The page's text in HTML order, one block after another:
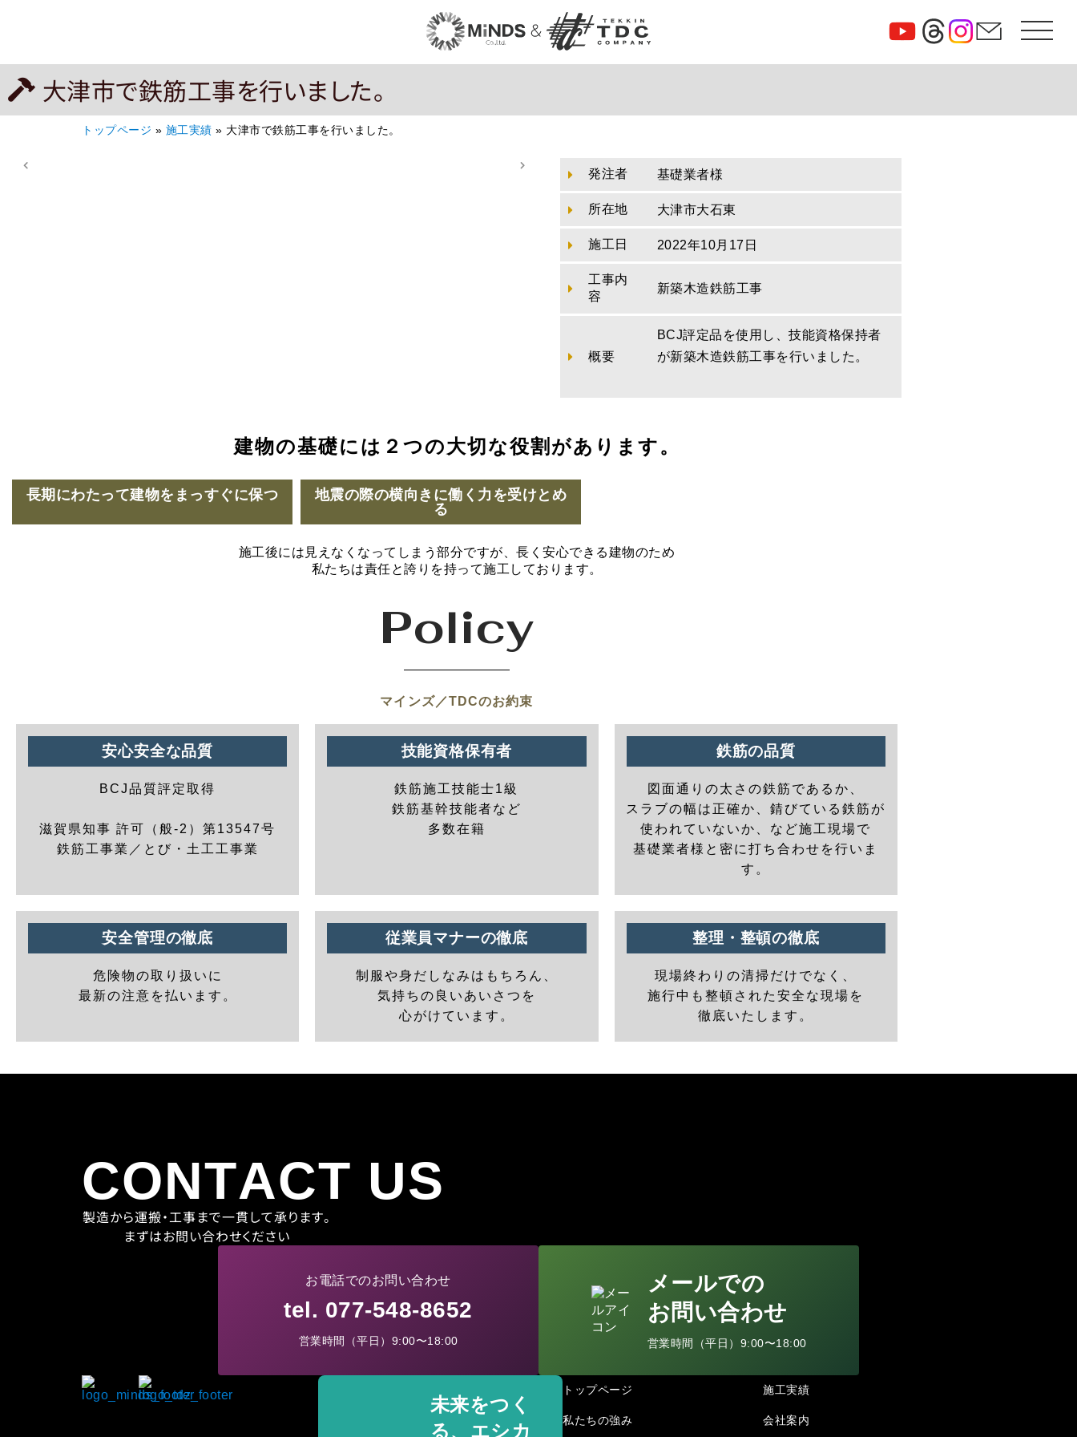
大津市で鉄筋工事を行いました。
トップページ » 施工実績 » 大津市で鉄筋工事を行いました。
発注者 基礎業者様
所在地 大津市大石東
施工日 2022年10月17日
工事内
容
新築木造鉄筋工事
概要
BCJ評定品を使用し、技能資格保持者
が新築木造鉄筋工事を行いました。
建物の基礎には２つの大切な役割があります。
長期にわたって建物をまっすぐに保つ
地震の際の横向きに働く力を受けとめ
る
施工後には見えなくなってしまう部分ですが、長く安心できる建物のため
私たちは責任と誇りを持って施工しております。
Policy
マインズ／TDCのお約束
安心安全な品質
BCJ品質評定取得
滋賀県知事 許可（般-2）第13547号
鉄筋工事業／とび・土工工事業
技能資格保有者
鉄筋施工技能士1級
鉄筋基幹技能者など
多数在籍
鉄筋の品質
図面通りの太さの鉄筋であるか、
スラブの幅は正確か、錆びている鉄筋が
使われていないか、など施工現場で
基礎業者様と密に打ち合わせを行いま
す。
安全管理の徹底
危険物の取り扱いに
最新の注意を払います。
従業員マナーの徹底
制服や身だしなみはもちろん、
気持ちの良いあいさつを
心がけています。
整理・整頓の徹底
現場終わりの清掃だけでなく、
施行中も整頓された安全な現場を
徹底いたします。
CONTACT US
製造から運搬・工事まで一貫して承ります。
まずはお問い合わせください
お電話でのお問い合わせ
tel. 077-548-8652
営業時間（平日）9:00〜18:00
メールでの
お問い合わせ
営業時間（平日）9:00〜18:00
未来をつく
る、エシカ
トップページ
私たちの強み
施工実績
会社案内